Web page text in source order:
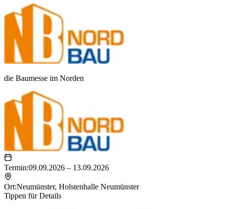
die Baumesse im Norden
Termin:09.09.2026 – 13.09.2026
Ort:Neumünster, Holstenhalle Neumünster
Tippen für Details